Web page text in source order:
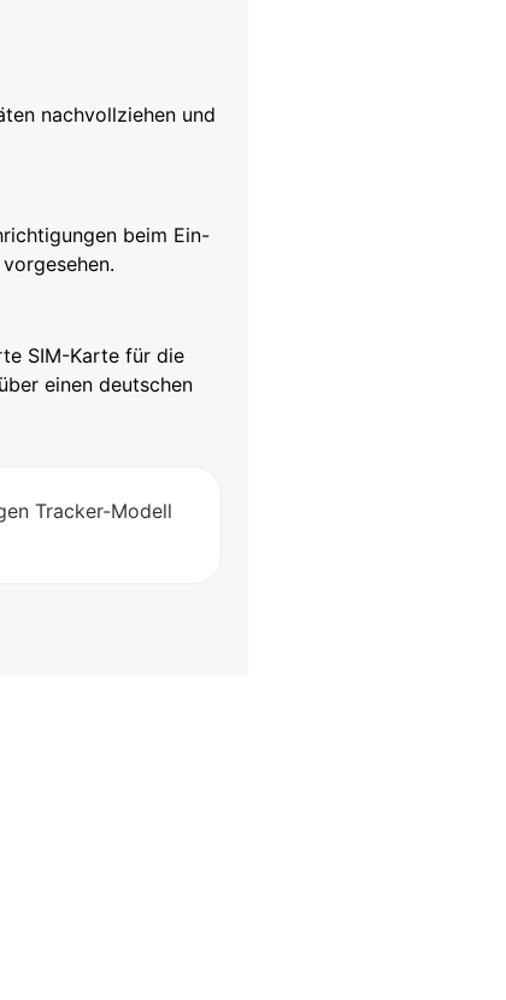
nachvollziehen und
beim Ein-
SIM-Karte für die
einen deutschen
Tracker-Modell